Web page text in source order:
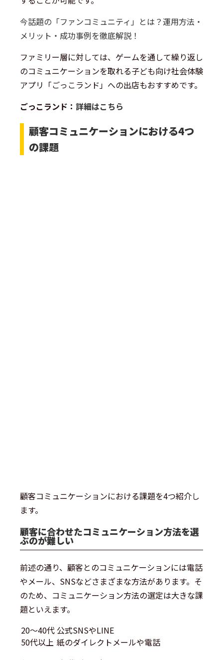
今話題の「ファンコミュニティ」とは？運用方法・
メリット・成功事例を徹底解説！
ファミリー層に対しては、ゲームを通して繰り返し
のコミュニケーションを取れる子ども向け社会体験
アプリ「ごっこランド」への出店もおすすめです。
ごっこランド： 詳細はこちら
顧客コミュニケーションにおける4つ
の課題
顧客コミュニケーションにおける課題を4つ紹介し
ます。
顧客に合わせたコミュニケーション方法を選
ぶのが難しい
前述の通り、顧客とのコミュニケーションには電話
やメール、SNSなどさまざまな方法があります。そ
のため、コミュニケーション方法の選定は大きな課
題といえます。
20～40代 公式SNSやLINE
50代以上 紙のダイレクトメールや電話